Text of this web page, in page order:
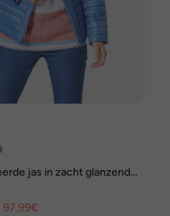
jas in zacht glanzende
97,99€